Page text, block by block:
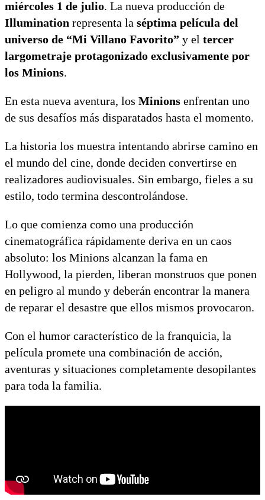
miércoles 1 de julio. La nueva producción de
Illumination representa la séptima película del
universo de “Mi Villano Favorito” y el tercer
largometraje protagonizado exclusivamente por
los Minions.
En esta nueva aventura, los Minions enfrentan uno
de sus desafíos más disparatados hasta el momento.
La historia los muestra intentando abrirse camino en
el mundo del cine, donde deciden convertirse en
realizadores audiovisuales. Sin embargo, fieles a su
estilo, todo termina descontrolándose.
Lo que comienza como una producción
cinematográfica rápidamente deriva en un caos
absoluto: los Minions alcanzan la fama en
Hollywood, la pierden, liberan monstruos que ponen
en peligro al mundo y deberán encontrar la manera
de reparar el desastre que ellos mismos provocaron.
Con el humor característico de la franquicia, la
película promete una combinación de acción,
aventuras y situaciones completamente desopilantes
para toda la familia.